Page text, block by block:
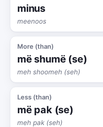
minus
meenoos
More (than)
më shumë (se)
meh shoomeh (seh)
Less (than)
më pak (se)
meh pak (seh)